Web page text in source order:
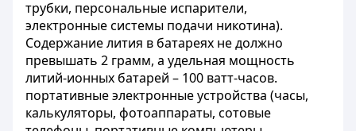
трубки, персональные испарители,
электронные системы подачи никотина).
Содержание лития в батареях не должно
превышать 2 грамм, а удельная мощность
литий-ионных батарей – 100 ватт-часов.
портативные электронные устройства (часы,
калькуляторы, фотоаппараты, сотовые